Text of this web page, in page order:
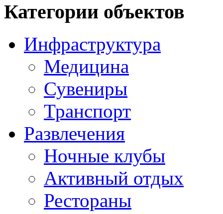
Категории объектов
Инфраструктура
Медицина
Сувениры
Транспорт
Развлечения
Ночные клубы
Активный отдых
Рестораны